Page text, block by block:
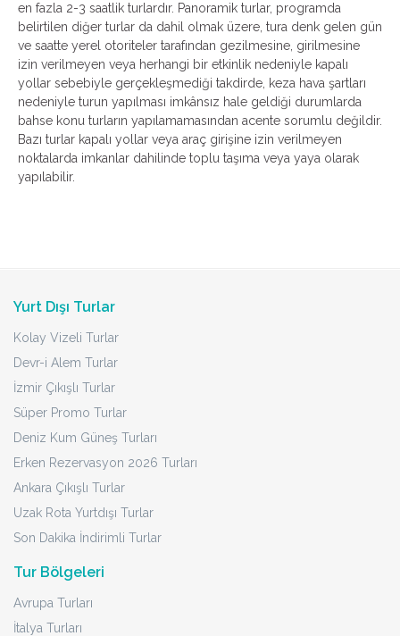
en fazla 2-3 saatlik turlardır. Panoramik turlar, programda
belirtilen diğer turlar da dahil olmak üzere, tura denk gelen gün
ve saatte yerel otoriteler tarafından gezilmesine, girilmesine
izin verilmeyen veya herhangi bir etkinlik nedeniyle kapalı
yollar sebebiyle gerçekleşmediği takdirde, keza hava şartları
nedeniyle turun yapılması imkânsız hale geldiği durumlarda
bahse konu turların yapılamamasından acente sorumlu değildir.
Bazı turlar kapalı yollar veya araç girişine izin verilmeyen
noktalarda imkanlar dahilinde toplu taşıma veya yaya olarak
yapılabilir.
Yurt Dışı Turlar
Kolay Vizeli Turlar
Devr-i Alem Turlar
İzmir Çıkışlı Turlar
Süper Promo Turlar
Deniz Kum Güneş Turları
Erken Rezervasyon 2026 Turları
Ankara Çıkışlı Turlar
Uzak Rota Yurtdışı Turlar
Son Dakika İndirimli Turlar
Tur Bölgeleri
Avrupa Turları
İtalya Turları